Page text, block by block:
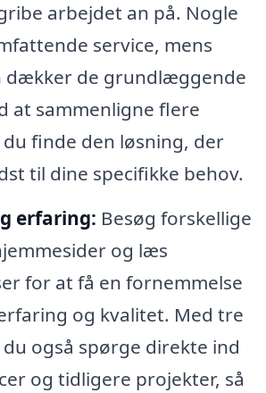
arbejdet an på. Nogle
service, mens
dækker de grundlæggende
at sammenligne flere
finde den løsning, der
til dine specifikke behov.
erfaring: Besøg forskellige
og læs
for at få en fornemmelse
og kvalitet. Med tre
også spørge direkte ind
og tidligere projekter, så